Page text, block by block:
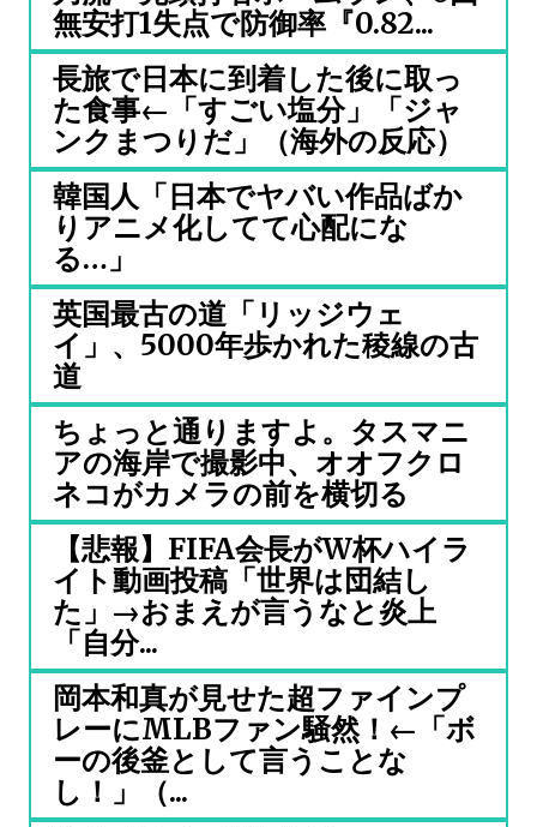
無安打1失点で防御率『0.82...
長旅で日本に到着した後に取っ
た食事←「すごい塩分」「ジャ
ンクまつりだ」（海外の反応）
韓国人「日本でヤバい作品ばか
りアニメ化してて心配にな
る…」
英国最古の道「リッジウェ
イ」、5000年歩かれた稜線の古
道
ちょっと通りますよ。タスマニ
アの海岸で撮影中、オオフクロ
ネコがカメラの前を横切る
【悲報】FIFA会長がW杯ハイラ
イト動画投稿「世界は団結し
た」→おまえが言うなと炎上
「自分...
岡本和真が見せた超ファインプ
レーにMLBファン騒然！←「ボ
ーの後釜として言うことな
し！」（...